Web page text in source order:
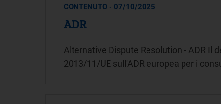
CONTENUTO - 07/10/2025
ADR
Alternative Dispute Resolution - ADR Il
2013/11/UE sull'ADR europea per i